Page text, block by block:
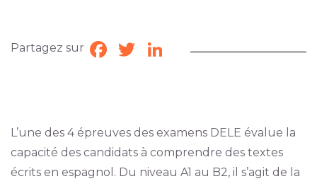
Partagez sur Facebook
TwitterLinkedIn
L’une des 4 épreuves des examens DELE évalue la
capacité des candidats à comprendre des textes
écrits en espagnol. Du niveau A1 au B2, il s’agit de la